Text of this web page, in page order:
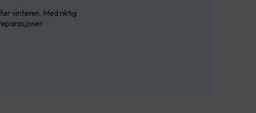
vinteren. Med riktig